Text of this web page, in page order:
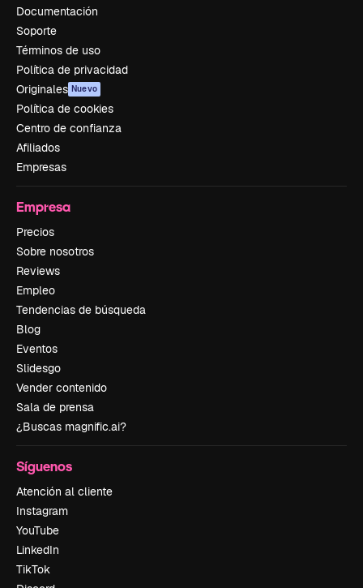
Documentación
Soporte
Términos de uso
Política de privacidad
Originales Nuevo
Política de cookies
Centro de confianza
Afiliados
Empresas
Empresa
Precios
Sobre nosotros
Reviews
Empleo
Tendencias de búsqueda
Blog
Eventos
Slidesgo
Vender contenido
Sala de prensa
¿Buscas magnific.ai?
Síguenos
Atención al cliente
Instagram
YouTube
LinkedIn
TikTok